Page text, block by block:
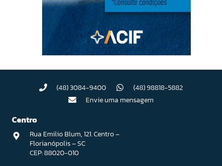
(48) 3084-9400
(48) 98818-5882
Envie uma mensagem
Centro
Rua Emilio Blum, 121. Centro –
Florianópolis – SC
CEP: 88020-010